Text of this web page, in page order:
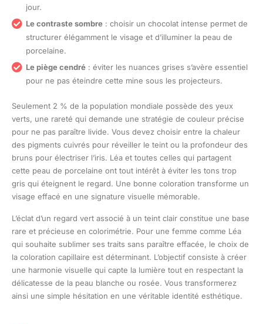
jour.
Le contraste sombre : choisir un chocolat intense permet de
structurer élégamment le visage et d’illuminer la peau de
porcelaine.
Le piège cendré : éviter les nuances grises s’avère essentiel
pour ne pas éteindre cette mine sous les projecteurs.
Seulement 2 % de la population mondiale possède des yeux
verts, une rareté qui demande une stratégie de couleur précise
pour ne pas paraître livide. Vous devez choisir entre la chaleur
des pigments cuivrés pour réveiller le teint ou la profondeur des
bruns pour électriser l’iris. Léa et toutes celles qui partagent
cette peau de porcelaine ont tout intérêt à éviter les tons trop
gris qui éteignent le regard. Une bonne coloration transforme un
visage effacé en une signature visuelle mémorable.
L’éclat d’un regard vert associé à un teint clair constitue une base
rare et précieuse en colorimétrie. Pour une femme comme Léa
qui souhaite sublimer ses traits sans paraître effacée, le choix de
la coloration capillaire est déterminant. L’objectif consiste à créer
une harmonie visuelle qui capte la lumière tout en respectant la
délicatesse de la peau blanche ou rosée. Vous transformerez
ainsi une simple hésitation en une véritable identité esthétique.